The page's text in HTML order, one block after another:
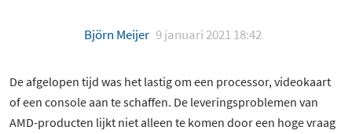
Björn Meijer 9 januari 2021 18:42
De afgelopen tijd was het lastig om een processor, videokaart
of een console aan te schaffen. De leveringsproblemen van
AMD-producten lijkt niet alleen te komen door een hoge vraag